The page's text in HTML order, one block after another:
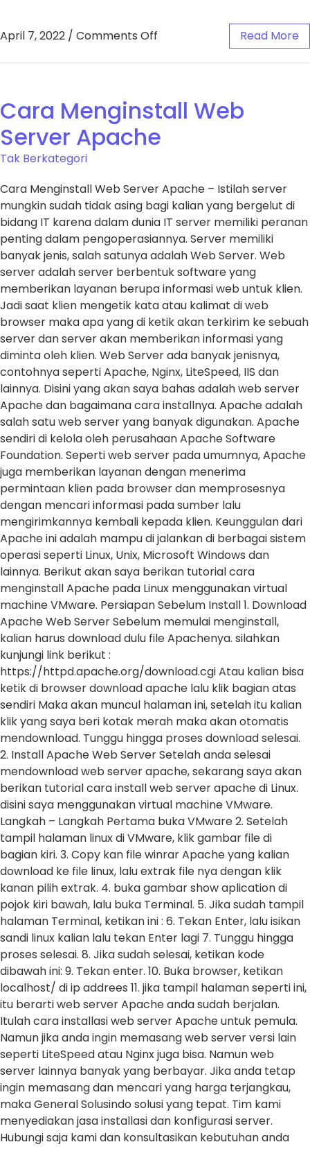
April 7, 2022 / Comments Off Read More
Cara Menginstall Web
Server Apache
Tak Berkategori
Cara Menginstall Web Server Apache – Istilah server
mungkin sudah tidak asing bagi kalian yang bergelut di
bidang IT karena dalam dunia IT server memiliki peranan
penting dalam pengoperasiannya. Server memiliki
banyak jenis, salah satunya adalah Web Server. Web
server adalah server berbentuk software yang
memberikan layanan berupa informasi web untuk klien.
Jadi saat klien mengetik kata atau kalimat di web
browser maka apa yang di ketik akan terkirim ke sebuah
server dan server akan memberikan informasi yang
diminta oleh klien. Web Server ada banyak jenisnya,
contohnya seperti Apache, Nginx, LiteSpeed, IIS dan
lainnya. Disini yang akan saya bahas adalah web server
Apache dan bagaimana cara installnya. Apache adalah
salah satu web server yang banyak digunakan. Apache
sendiri di kelola oleh perusahaan Apache Software
Foundation. Seperti web server pada umumnya, Apache
juga memberikan layanan dengan menerima
permintaan klien pada browser dan memprosesnya
dengan mencari informasi pada sumber lalu
mengirimkannya kembali kepada klien. Keunggulan dari
Apache ini adalah mampu di jalankan di berbagai sistem
operasi seperti Linux, Unix, Microsoft Windows dan
lainnya. Berikut akan saya berikan tutorial cara
menginstall Apache pada Linux menggunakan virtual
machine VMware. Persiapan Sebelum Install 1. Download
Apache Web Server Sebelum memulai menginstall,
kalian harus download dulu file Apachenya. silahkan
kunjungi link berikut :
https://httpd.apache.org/download.cgi Atau kalian bisa
ketik di browser download apache lalu klik bagian atas
sendiri Maka akan muncul halaman ini, setelah itu kalian
klik yang saya beri kotak merah maka akan otomatis
mendownload. Tunggu hingga proses download selesai.
2. Install Apache Web Server Setelah anda selesai
mendownload web server apache, sekarang saya akan
berikan tutorial cara install web server apache di Linux.
disini saya menggunakan virtual machine VMware.
Langkah – Langkah Pertama buka VMware 2. Setelah
tampil halaman linux di VMware, klik gambar file di
bagian kiri. 3. Copy kan file winrar Apache yang kalian
download ke file linux, lalu extrak file nya dengan klik
kanan pilih extrak. 4. buka gambar show aplication di
pojok kiri bawah, lalu buka Terminal. 5. Jika sudah tampil
halaman Terminal, ketikan ini : 6. Tekan Enter, lalu isikan
sandi linux kalian lalu tekan Enter lagi 7. Tunggu hingga
proses selesai. 8. Jika sudah selesai, ketikan kode
dibawah ini: 9. Tekan enter. 10. Buka browser, ketikan
localhost/ di ip addrees 11. jika tampil halaman seperti ini,
itu berarti web server Apache anda sudah berjalan.
Itulah cara installasi web server Apache untuk pemula.
Namun jika anda ingin memasang web server versi lain
seperti LiteSpeed atau Nginx juga bisa. Namun web
server lainnya banyak yang berbayar. Jika anda tetap
ingin memasang dan mencari yang harga terjangkau,
maka General Solusindo solusi yang tepat. Tim kami
menyediakan jasa installasi dan konfigurasi server.
Hubungi saja kami dan konsultasikan kebutuhan anda